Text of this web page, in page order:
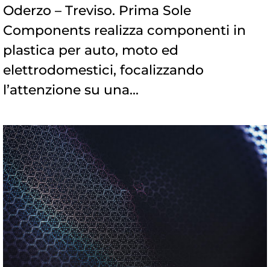
Oderzo – Treviso. Prima Sole
Components realizza componenti in
plastica per auto, moto ed
elettrodomestici, focalizzando
l’attenzione su una...